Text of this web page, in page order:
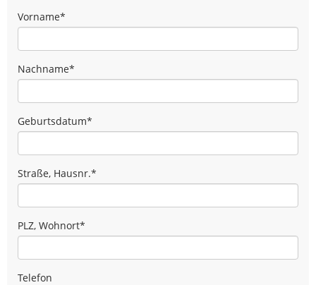
Vorname*
Nachname*
Geburtsdatum*
Straße, Hausnr.*
PLZ, Wohnort*
Telefon